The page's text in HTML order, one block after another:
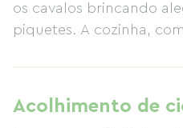
os cavalos brincando
piquetes. A cozinha,
lo, e você ficará
de dragão do século
Acolhimento de